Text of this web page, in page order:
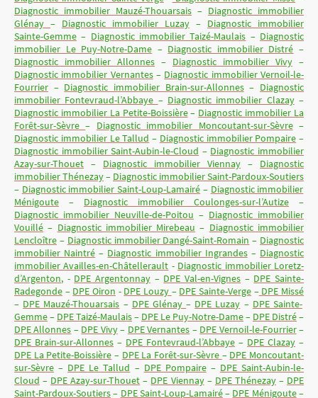
Diagnostic immobilier Mauzé-Thouarsais – Diagnostic immobilier
Glénay – Diagnostic immobilier Luzay – Diagnostic immobilier
Sainte-Gemme – Diagnostic immobilier Taizé-Maulais – Diagnostic
immobilier Le Puy-Notre-Dame – Diagnostic immobilier Distré –
Diagnostic immobilier Allonnes – Diagnostic immobilier Vivy –
Diagnostic immobilier Vernantes– Diagnostic immobilier Vernoil-le-
Fourrier – Diagnostic immobilier Brain-sur-Allonnes– Diagnostic
immobilier Fontevraud-l’Abbaye – Diagnostic immobilier Clazay–
Diagnostic immobilier La Petite-Boissière– Diagnostic immobilier La
Forêt-sur-Sèvre– Diagnostic immobilier Moncoutant-sur-Sèvre–
Diagnostic immobilier Le Tallud – Diagnostic immobilier Pompaire –
Diagnostic immobilier Saint-Aubin-le-Cloud – Diagnostic immobilier
Azay-sur-Thouet – Diagnostic immobilier Viennay – Diagnostic
immobilier Thénezay– Diagnostic immobilier Saint-Pardoux-Soutiers
– Diagnostic immobilier Saint-Loup-Lamairé – Diagnostic immobilier
Ménigoute – Diagnostic immobilier Coulonges-sur-l’Autize –
Diagnostic immobilier Neuville-de-Poitou – Diagnostic immobilier
Vouillé – Diagnostic immobilier Mirebeau – Diagnostic immobilier
Lencloître – Diagnostic immobilier Dangé-Saint-Romain – Diagnostic
immobilier Naintré – Diagnostic immobilier Ingrandes– Diagnostic
immobilier Availles-en-Châtellerault - Diagnostic immobilier Loretz-
d’Argenton, - DPE Argentonnay – DPE Val-en-Vignes – DPE Sainte-
Radegonde – DPE Oiron - DPE Louzy – DPE Sainte-Verge –DPE Missé
– DPE Mauzé-Thouarsais – DPE Glénay– DPE Luzay – DPE Sainte-
Gemme– DPE Taizé-Maulais– DPE Le Puy-Notre-Dame– DPE Distré–
DPE Allonnes – DPE Vivy– DPE Vernantes – DPE Vernoil-le-Fourrier–
DPE Brain-sur-Allonnes – DPE Fontevraud-l’Abbaye – DPE Clazay –
DPE La Petite-Boissière – DPE La Forêt-sur-Sèvre – DPE Moncoutant-
sur-Sèvre – DPE Le Tallud – DPE Pompaire– DPE Saint-Aubin-le-
Cloud – DPE Azay-sur-Thouet – DPE Viennay– DPE Thénezay– DPE
Saint-Pardoux-Soutiers– DPE Saint-Loup-Lamairé– DPE Ménigoute–